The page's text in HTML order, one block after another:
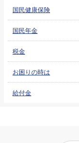
国民健康保険
国民年金
税金
お困りの時は
給付金